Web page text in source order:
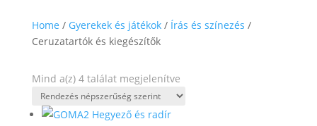
Home / Gyerekek és játékok/ Írás és színezés /
Ceruzatartók és kiegészítők
Mind a(z) 4 találat megjelenítveSorted
by